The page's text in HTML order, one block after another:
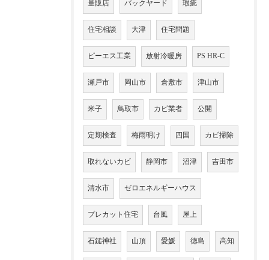
量販店 バックヤード 瑕疵
住宅相談 大津 住宅問題
ピーエス工業 放射冷暖房 PS HR-C
瀬戸市 岡山市 倉敷市 津山市
米子 鳥取市 カビ業者 公開
定期検査 梅雨明け 四国 カビ掃除
取れないカビ 静岡市 沼津 吉田市
清水市 ゼロエネルギーハウス
プレカット住宅 台風 屋上
石鎚神社 山頂 愛媛 徳島 高知